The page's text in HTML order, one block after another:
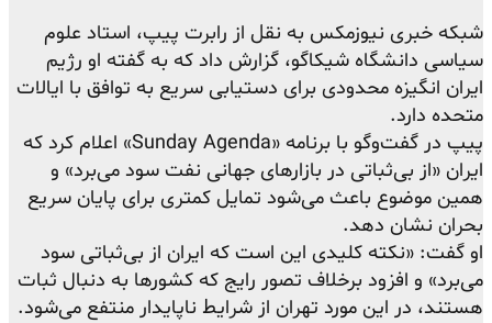
شبکه خبری نیوزمکس به نقل از رابرت پیپ، استاد علوم
سیاسی دانشگاه شیکاگو، گزارش داد که به گفته او رژیم
ایران انگیزه محدودی برای دستیابی سریع به توافق با ایالات
متحده دارد.
پیپ در گفت‌وگو با برنامه «Sunday Agenda» اعلام کرد که
ایران «از بی‌ثباتی در بازارهای جهانی نفت سود می‌برد» و
همین موضوع باعث می‌شود تمایل کمتری برای پایان سریع
بحران نشان دهد.
او گفت: «نکته کلیدی این است که ایران از بی‌ثباتی سود
می‌برد» و افزود برخلاف تصور رایج که کشورها به دنبال ثبات
هستند، در این مورد تهران از شرایط ناپایدار منتفع می‌شود.